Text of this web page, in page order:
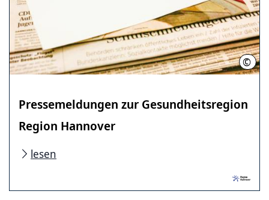
©
Pressemeldungen zur Gesundheitsregion
Region Hannover
lesen